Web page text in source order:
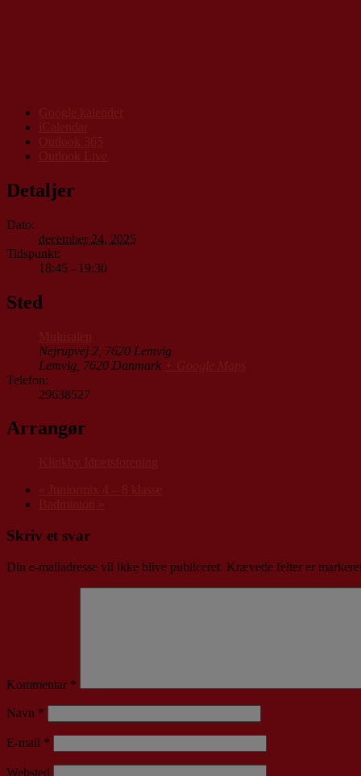
Detaljer
Dato:
december 24, 2025
Tidspunkt:
18:45 - 19:30
Sted
Nejrupvej 2, 7620 Lemvig
Lemvig 7620 Danmark
Telefon:
29638527
Arrangør
Skriv et svar
Din e-mailadresse vil ikke blive publiceret. Krævede felter er
Kommentar *
Navn *
E-mail *
Websted